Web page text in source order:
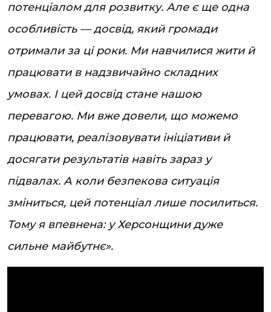
потенціалом для розвитку. Але є ще одна
особливість — досвід, який громади
отримали за ці роки. Ми навчилися жити й
працювати в надзвичайно складних
умовах. І цей досвід стане нашою
перевагою. Ми вже довели, що можемо
працювати, реалізовувати ініціативи й
досягати результатів навіть зараз у
підвалах. А коли безпекова ситуація
зміниться, цей потенціал лише посилиться.
Тому я впевнена: у Херсонщини дуже
сильне майбутнє».